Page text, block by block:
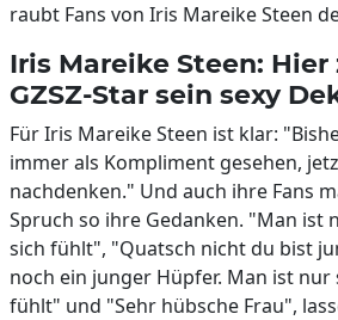
raubt Fans von Iris Mareike Steen
Iris Mareike Steen:
GZSZ-Star sein sexy
Für Iris Mareike Steen ist klar:
immer als Kompliment gesehen,
nachdenken." Und auch ihre Fans
Spruch so ihre Gedanken. "Man ist
sich fühlt", "Quatsch nicht du bist
noch ein junger Hüpfer. Man ist nur
fühlt" und "Sehr hübsche Frau",